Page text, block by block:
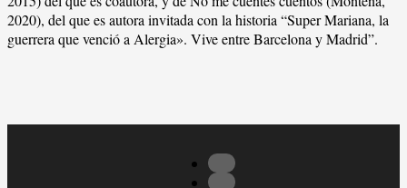
2020), del que es autora invitada con la historia “Super Mariana, la
guerrera que venció a Alergia». Vive entre Barcelona y Madrid”.